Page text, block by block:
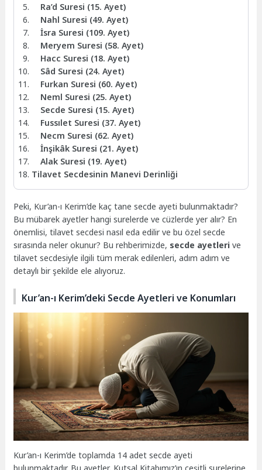
Ra’d Suresi (15. Ayet)
Nahl Suresi (49. Ayet)
İsra Suresi (109. Ayet)
Meryem Suresi (58. Ayet)
Hacc Suresi (18. Ayet)
Sâd Suresi (24. Ayet)
Furkan Suresi (60. Ayet)
Neml Suresi (25. Ayet)
Secde Suresi (15. Ayet)
Fussılet Suresi (37. Ayet)
Necm Suresi (62. Ayet)
İnşikâk Suresi (21. Ayet)
Alak Suresi (19. Ayet)
Tilavet Secdesinin Manevi Derinliği
Peki, Kur’an-ı Kerim’de kaç tane secde ayeti bulunmaktadır?
Bu mübarek ayetler hangi surelerde ve cüzlerde yer alır? En
önemlisi, tilavet secdesi nasıl eda edilir ve bu özel secde
sırasında neler okunur? Bu rehberimizde, secde ayetleri ve
tilavet secdesiyle ilgili tüm merak edilenleri, adım adım ve
detaylı bir şekilde ele alıyoruz.
Kur’an-ı Kerim’deki Secde Ayetleri ve Konumları
Kur’an-ı Kerim’de toplamda 14 adet secde ayeti